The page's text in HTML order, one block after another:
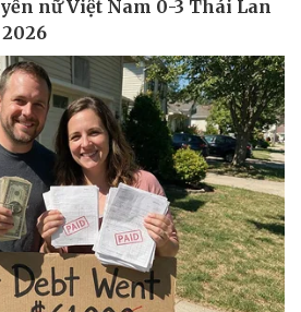
Công nghệ
Sành điệu
Tin Công nghệ
Trải nghiệm
Chuyển đổi số